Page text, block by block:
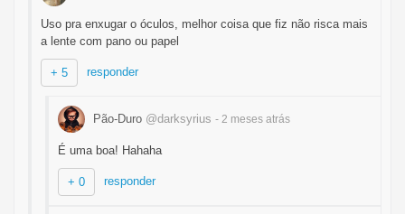
Uso pra enxugar o óculos, melhor coisa que fiz não risca mais
a lente com pano ou papel
+ 5 responder
Pão-Duro @darksyrius - 2 meses atrás
É uma boa! Hahaha
+ 0 responder